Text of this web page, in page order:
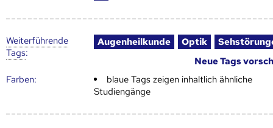
Weiter­führende
Tags:
Augenheilkunde Optik
Neue Tags
Farben:
blaue Tags zeigen inhaltlich ähnliche
Studiengänge